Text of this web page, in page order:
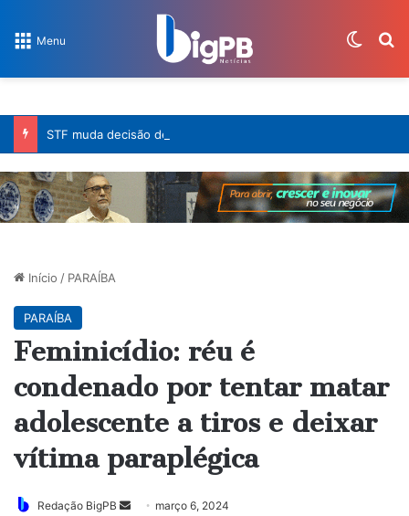
Menu
Início / PARAÍBA
PARAÍBA
Feminicídio: réu é
condenado por tentar matar
adolescente a tiros e deixar
vítima paraplégica
Redação BigPB
Mandemarço 6, 2024